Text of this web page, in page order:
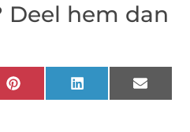
Deel hem dan
Pinterest LinkedIn Email